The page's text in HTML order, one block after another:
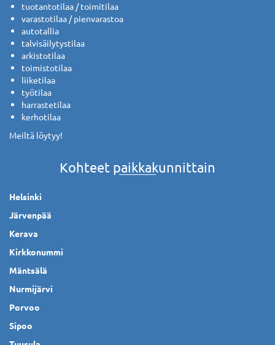
tuotantotilaa / toimitilaa
varastotilaa / pienvarastoa
autotallia
talvisäilytystilaa
arkistotilaa
toimistotilaa
liiketilaa
työtilaa
harrastetilaa
kerhotilaa
Meiltä löytyy!
Kohteet paikkakunnittain
Helsinki
Järvenpää
Kerava
Kirkkonummi
Mäntsälä
Nurmijärvi
Porvoo
Sipoo